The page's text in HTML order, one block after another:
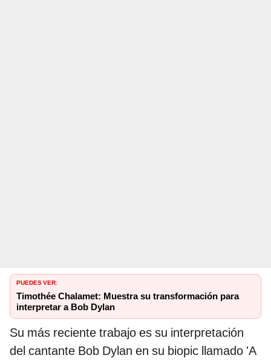
PUEDES VER:
Timothée Chalamet: Muestra su transformación para
interpretar a Bob Dylan
Su más reciente trabajo es su interpretación
del cantante Bob Dylan en su biopic llamado 'A